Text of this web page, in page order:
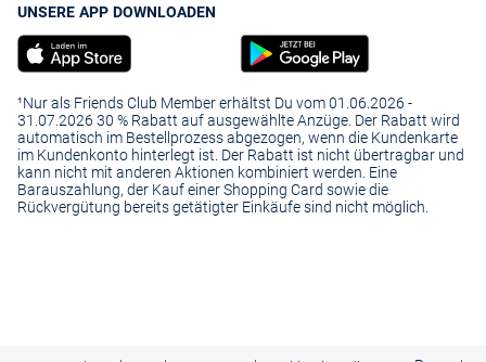
UNSERE APP DOWNLOADEN
¹Nur als Friends Club Member erhältst Du vom 01.06.2026 -
31.07.2026 30 % Rabatt auf ausgewählte Anzüge. Der Rabatt wird
automatisch im Bestellprozess abgezogen, wenn die Kundenkarte
im Kundenkonto hinterlegt ist. Der Rabatt ist nicht übertragbar und
kann nicht mit anderen Aktionen kombiniert werden. Eine
Barauszahlung, der Kauf einer Shopping Card sowie die
Rückvergütung bereits getätigter Einkäufe sind nicht möglich.